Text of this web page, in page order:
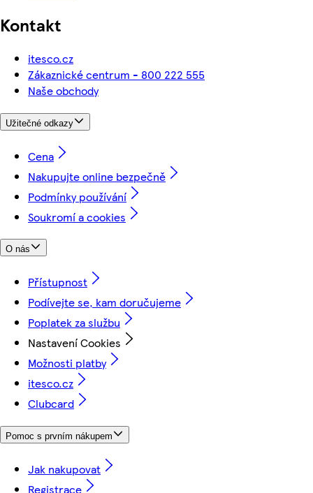
Kontakt
itesco.cz
Zákaznické centrum - 800 222 555
Naše obchody
Užitečné odkazy
Cena
Nakupujte online bezpečně
Podmínky používání
Soukromí a cookies
O nás
Přístupnost
Podívejte se, kam doručujeme
Poplatek za službu
Nastavení Cookies
Možnosti platby
itesco.cz
Clubcard
Pomoc s prvním nákupem
Jak nakupovat
Registrace